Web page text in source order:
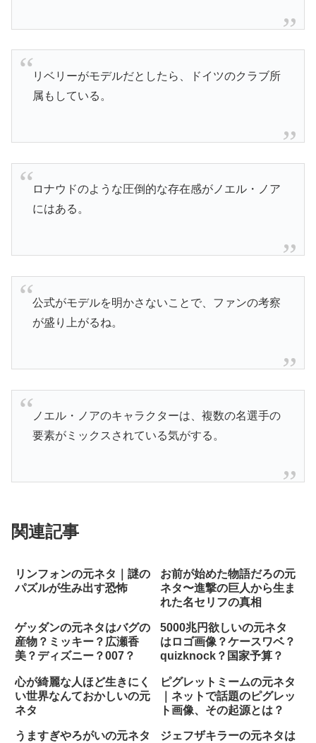
リベリーがモデルだとしたら、ドイツのクラブ所
属もしている。
ロナウドのような圧倒的な存在感がノエル・ノア
にはある。
公式がモデルを明かさないことで、ファンの考察
が盛り上がるね。
ノエル・ノアのキャラクターは、複数の名選手の
要素がミックスされている気がする。
関連記事
リンフォンの元ネタ｜謎の
パズルが生み出す恐怖
お前が始めた物語だろの元
ネタ〜進撃の巨人から生ま
れた名セリフの真相
ゲッダンの元ネタはバグの
産物？ミッキー？広瀬香
美？ディズニー？007？
5000兆円欲しいの元ネタ
はロゴ画像？ケースワベ？
quizknock？国家予算？
心が綺麗な人ほど生きにく
い世界なんておかしいの元
ネタ
ピグレットミームの元ネタ
｜ネットで話題のピグレッ
ト画像、その起源とは？
うますぎやろがいの元ネタ
ジェフザキラーの元ネタは